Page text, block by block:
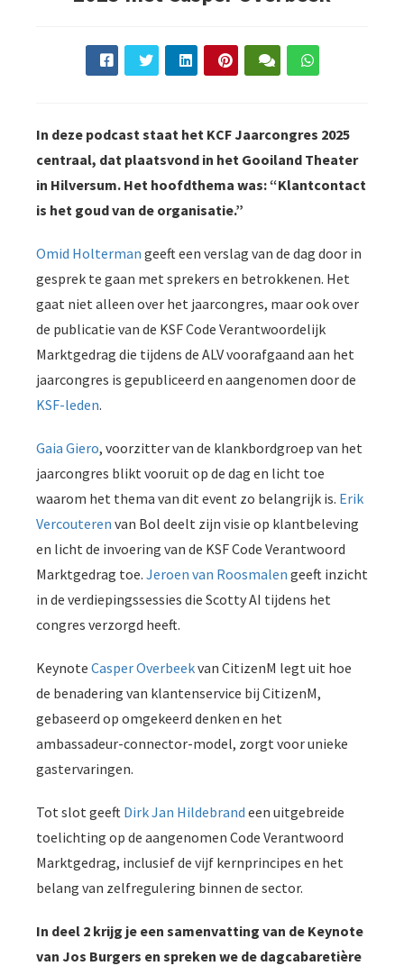
In deze podcast staat het KCF Jaarcongres 2025
centraal, dat plaatsvond in het Gooiland Theater
in Hilversum. Het hoofdthema was: “Klantcontact
is het goud van de organisatie.”
Omid Holterman geeft een verslag van de dag door in
gesprek te gaan met sprekers en betrokkenen. Het
gaat niet alleen over het jaarcongres, maar ook over
de publicatie van de KSF Code Verantwoordelijk
Marktgedrag die tijdens de ALV voorafgaand aan het
jaarcongres is gepubliceerd en aangenomen door de
KSF-leden.
Gaia Giero, voorzitter van de klankbordgroep van het
jaarcongres blikt vooruit op de dag en licht toe
waarom het thema van dit event zo belangrijk is. Erik
Vercouteren van Bol deelt zijn visie op klantbeleving
en licht de invoering van de KSF Code Verantwoord
Marktgedrag toe. Jeroen van Roosmalen geeft inzicht
in de verdiepingssessies die Scotty AI tijdens het
congres verzorgd heeft.
Keynote Casper Overbeekvan CitizenM legt uit hoe
de benadering van klantenservice bij CitizenM,
gebaseerd op omgekeerd denken en het
ambassadeur-connector-model, zorgt voor unieke
gastervaringen.
Tot slot geeft Dirk Jan Hildebrand een uitgebreide
toelichting op de aangenomen Code Verantwoord
Marktgedrag, inclusief de vijf kernprincipes en het
belang van zelfregulering binnen de sector.
In deel 2 krijg je een samenvatting van de Keynote
van Jos Burgers en spreken we de dagcabaretière
worden
van
gebruikt
te
Hierdoor
van